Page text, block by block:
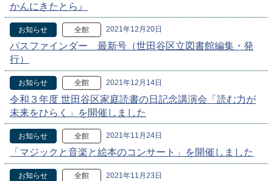
かんにきたとら』
お知らせ 全館 2021年12月20日
パスファインダー 最新号（世田谷区立図書館編集・発
行）
お知らせ 全館 2021年12月14日
令和３年度 世田谷区家庭読書の日記念講演会「読む力が
未来をひらく」を開催しました
お知らせ 全館 2021年11月24日
「マジックと音楽と絵本のコンサート」を開催しました
お知らせ 全館 2021年11月23日